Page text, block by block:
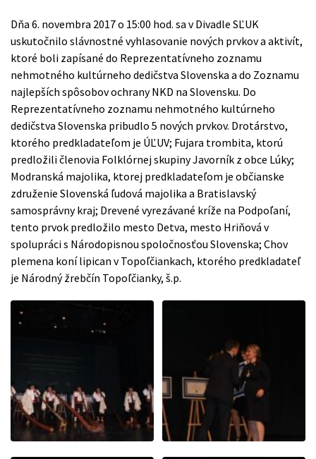
Dňa 6. novembra 2017 o 15:00 hod. sa v Divadle SĽUK
uskutočnilo slávnostné vyhlasovanie nových prvkov a aktivít,
ktoré boli zapísané do Reprezentatívneho zoznamu
nehmotného kultúrneho dedičstva Slovenska a do Zoznamu
najlepších spôsobov ochrany NKD na Slovensku. Do
Reprezentatívneho zoznamu nehmotného kultúrneho
dedičstva Slovenska pribudlo 5 nových prvkov. Drotárstvo,
ktorého predkladateľom je ÚĽUV; Fujara trombita, ktorú
predložili členovia Folklórnej skupiny Javorník z obce Lúky;
Modranská majolika, ktorej predkladateľom je občianske
združenie Slovenská ľudová majolika a Bratislavský
samosprávny kraj; Drevené vyrezávané kríže na Podpoľaní,
tento prvok predložilo mesto Detva, mesto Hriňová v
spolupráci s Národopisnou spoločnosťou Slovenska; Chov
plemena koní lipican v Topoľčiankach, ktorého predkladateľ
je Národný žrebčín Topoľčianky, š.p.